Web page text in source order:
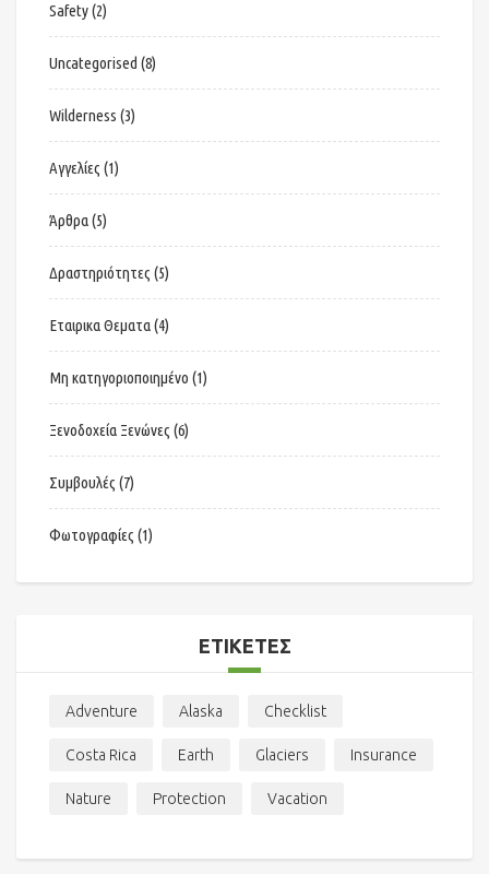
Safety(2)
Uncategorised (8)
Wilderness (3)
Αγγελίες (1)
Άρθρα(5)
Δραστηριότητες (5)
Εταιρικα Θεματα(4)
Μη κατηγοριοποιημένο (1)
Ξενοδοχεία Ξενώνες (6)
Συμβουλές (7)
Φωτογραφίες (1)
ΕΤΙΚΈΤΕΣ
Adventure Alaska Checklist
Costa Rica Earth Glaciers Insurance
Nature Protection Vacation